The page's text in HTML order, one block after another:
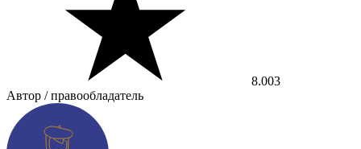
8.003
Автор / правообладатель